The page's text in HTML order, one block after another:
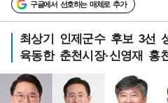
구글에서 선호하는 매체로 추가
최상기 인제군수 후보 3선
육동한 춘천시장·신영재 홍